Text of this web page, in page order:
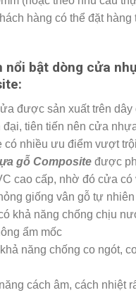
hàng có thể đặt hàng
nổi bật dòng cửa
được sản xuất trên dây
đại, tiên tiến nên cửa
có nhiều ưu điểm vượt
gỗ Composite được
cao cấp, nhờ đó cửa có
giống vân gỗ tự nhiên
khả năng chống chịu
ẩm mốc
năng chống co ngót,
cách âm, cách nhiệt